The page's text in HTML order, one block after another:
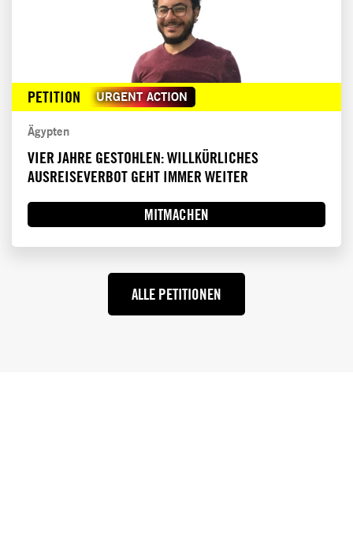
PETITION URGENT ACTION
Ägypten
VIER JAHRE GESTOHLEN: WILLKÜRLICHES
AUSREISEVERBOT GEHT IMMER WEITER
MITMACHEN
ALLE PETITIONEN